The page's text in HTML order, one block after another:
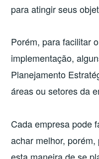
para atingir seus
Porém, para facilitar
implementação,
Planejamento
áreas ou setores da
Cada empresa pode
achar melhor,
esta maneira de se